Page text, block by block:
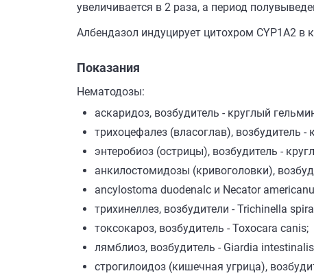
увеличивается в 2 раза, а период
Албендазол индуцирует цитохром CYP1A2 в
Показания
Нематодозы:
аскаридоз, возбудитель - круглый
трихоцефалез (власоглав), возбудитель
энтеробиоз (острицы), возбудитель -
анкилостомидозы (кривоголовки),
аncylostoma duodenalc и Necator
трихинеллез, возбудители - Trichinella
токсокароз, возбудитель - Toxocara canis;
лямблиоз, возбудитель - Giardia
строгилоидоз (кишечная угрица),